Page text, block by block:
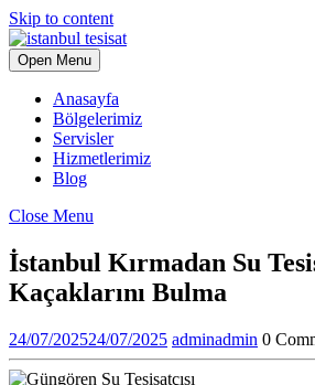
Skip to content
Open Menu
Anasayfa
Bölgelerimiz
Servisler
Hizmetlerimiz
Blog
Close Menu
İstanbul Kırmadan Su
Kaçaklarını Bulma
24/07/202524/07/2025 adminadmin 0